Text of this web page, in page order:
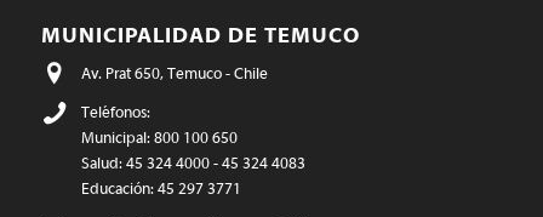
MUNICIPALIDAD DE TEMUCO
Av. Prat 650, Temuco - Chile
Teléfonos:
Municipal: 800 100 650
Salud: 45 324 4000 - 45 324 4083
Educación: 45 297 3771